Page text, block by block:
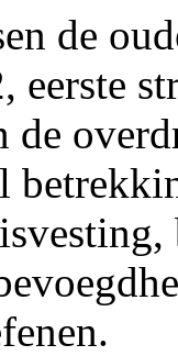
de
eerste
de